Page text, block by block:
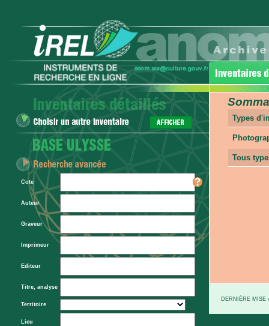
Cote
Auteur
Graveur
Imprimeur
Editeur
Titre, analyse
Territoire
Lieu
Types
Tous
DERNIÈRE MISE